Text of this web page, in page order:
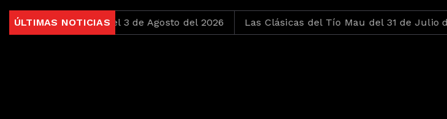
ÚLTIMAS NOTICIAS
Bonitas del 3 de Agosto del 2026 Las Clásicas del Tío Mau del 31 de Julio del 2026